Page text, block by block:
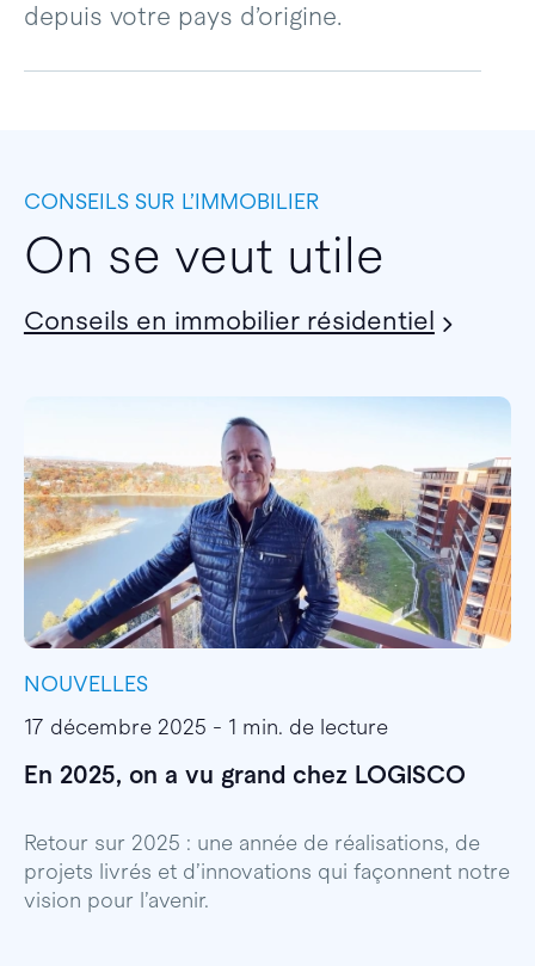
depuis votre pays d’origine.
CONSEILS SUR L’IMMOBILIER
On se veut utile
Conseils en immobilier résidentiel
NOUVELLES
17 décembre 2025 - 1 min. de lecture
En 2025, on a vu grand chez LOGISCO
Retour sur 2025 : une année de réalisations, de
projets livrés et d’innovations qui façonnent notre
vision pour l’avenir.